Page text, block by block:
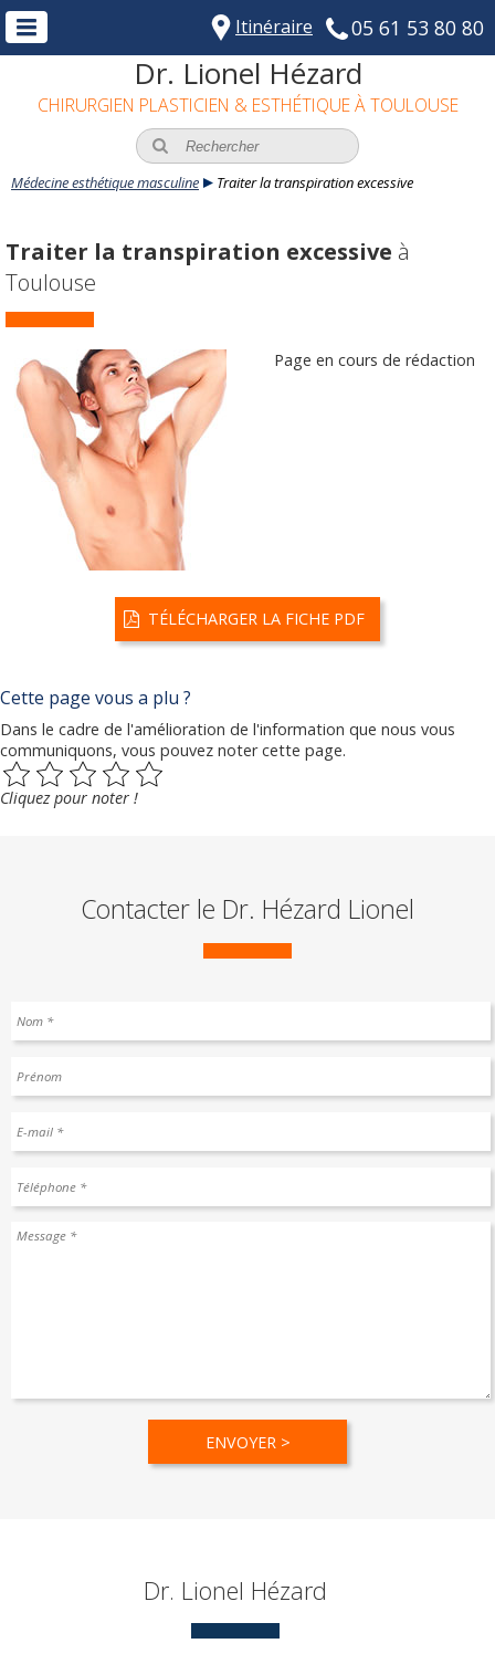
05 61 53 80 80
Itinéraire
Dr. Lionel Hézard
CHIRURGIEN PLASTICIEN & ESTHÉTIQUE À TOULOUSE
Médecine esthétique masculine Traiter la transpiration excessive
Traiter la transpiration excessive à
Toulouse
Page en cours de rédaction
TÉLÉCHARGER LA FICHE PDF
Cette page vous a plu ?
Dans le cadre de l'amélioration de l'information que nous vous
communiquons, vous pouvez noter cette page.
Cliquez pour noter !
Contacter le Dr. Hézard Lionel
Dr. Lionel Hézard